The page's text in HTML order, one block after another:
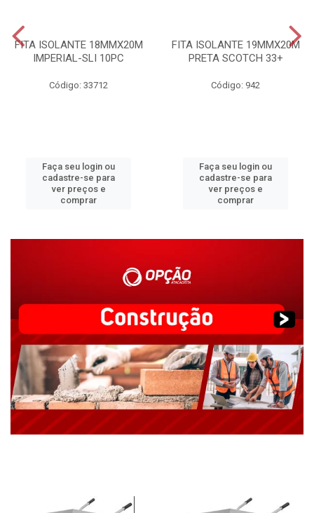
FITA ISOLANTE 18MMX20M
IMPERIAL-SLI 10PC
Código: 33712
Faça seu login ou
cadastre-se para
ver preços e
comprar
FITA ISOLANTE 19MMX20M
PRETA SCOTCH 33+
Código: 942
Faça seu login ou
cadastre-se para
ver preços e
comprar